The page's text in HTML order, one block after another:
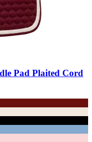
Pad Plaited Cord